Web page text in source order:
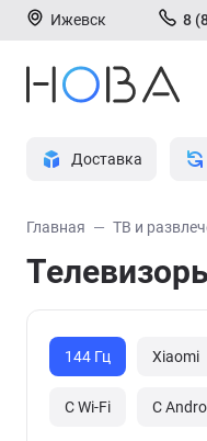
Ижевск 8
Доставка
Главная ТВ и
144 Гц Xiaomi
С Wi-Fi С